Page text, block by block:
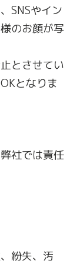
SNSやイン
のお顔が写
とさせてい
となりま
社では責任
紛失、汚